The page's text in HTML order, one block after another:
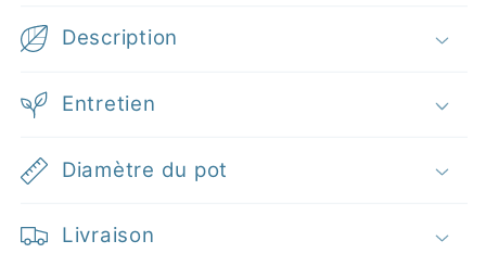
Description
Entretien
Diamètre du pot
Livraison